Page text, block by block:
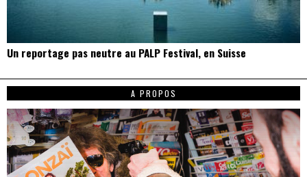
Un reportage pas neutre au PALP Festival, en Suisse
A PROPOS